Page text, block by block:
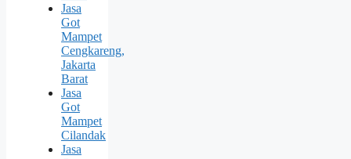
Jasa
Got
Mampet
Cengkareng,
Jakarta
Barat
Jasa
Got
Mampet
Cilandak
Jasa